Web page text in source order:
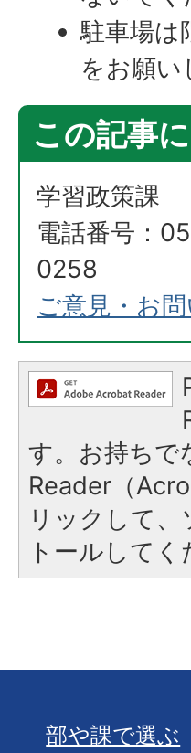
駐車場は
をお願い
この記事
学習政策課
電話番号：
0258
ご意見・お
す。お持ちで
Reader（
リックして
トールしてく
部や課で選ぶ